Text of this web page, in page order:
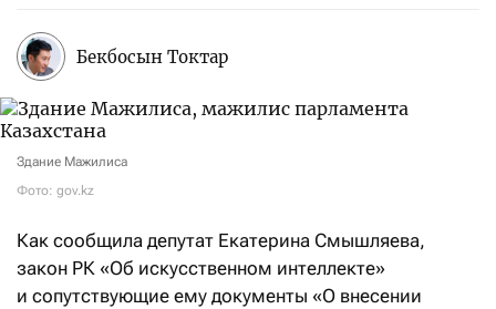
Бекбосын Токтар
Здание Мажилиса
Фото: gov.kz
Как сообщила депутат Екатерина Смышляева,
закон РК «Об искусственном интеллекте»
и сопутствующие ему документы «О внесении